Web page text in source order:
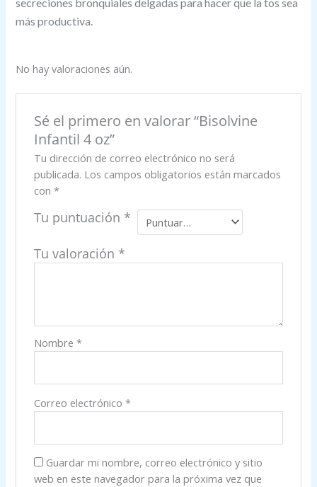
más productiva.
No hay valoraciones aún.
Sé el primero en valorar “Bisolvine
Infantil 4 oz”
Tu dirección de correo electrónico no será
publicada. Los campos obligatorios están marcados
con *
Tu puntuación *
Tu valoración *
Nombre *
Correo electrónico *
Guardar mi nombre, correo electrónico y sitio
web en este navegador para la próxima vez que